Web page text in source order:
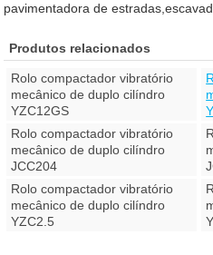
pavimentadora de
Produtos relacionados
Rolo compactador vibratório
mecânico de duplo cilíndro
YZC12GS
Rolo compactador vibratório
mecânico de duplo cilíndro
JCC204
Rolo compactador vibratório
mecânico de duplo cilíndro
YZC2.5